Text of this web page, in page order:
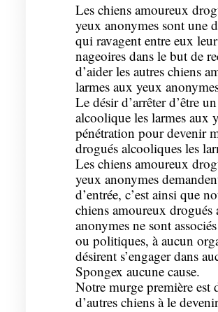
Les chiens amoureux
yeux anonymes sont une
qui ravagent entre eux
nageoires dans le but de
d’aider les autres chiens
larmes aux yeux
Le désir d’arrêter d’être
alcoolique les larmes aux
pénétration pour devenir
drogués alcooliques les
Les chiens amoureux
yeux anonymes
d’entrée, c’est ainsi que
chiens amoureux
anonymes ne sont
ou politiques, à aucun
désirent s’engager dans
Spongex aucune cause.
Notre murge première est
d’autres chiens à le